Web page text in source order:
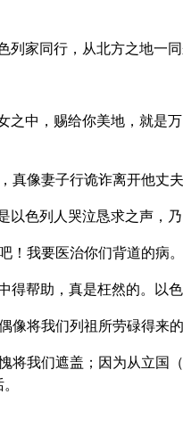
列家同行，从北方之地一
之中，赐给你美地，就是
真像妻子行诡诈离开他丈
以色列人哭泣恳求之声，
！我要医治你们背道的病
得帮助，真是枉然的。以
像将我们列祖所劳碌得来
将我们遮盖；因为从立国